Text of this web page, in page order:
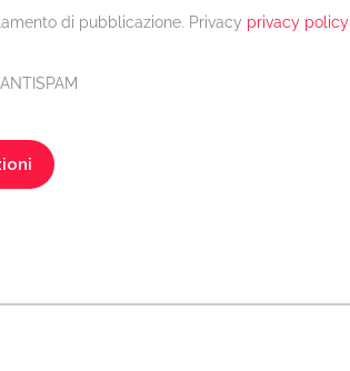
di pubblicazione. Privacy privacy policy